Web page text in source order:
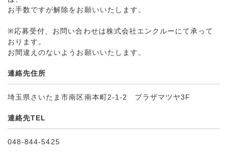
お手数ですが解除をお願いいたします。
※応募受付、お問い合わせは株式会社エンクルーにて承って
おります。
お間違えのないようお願いいたします。
連絡先住所
埼玉県さいたま市南区南本町2-1-2 プラザマツヤ3F
連絡先TEL
048-844-5425